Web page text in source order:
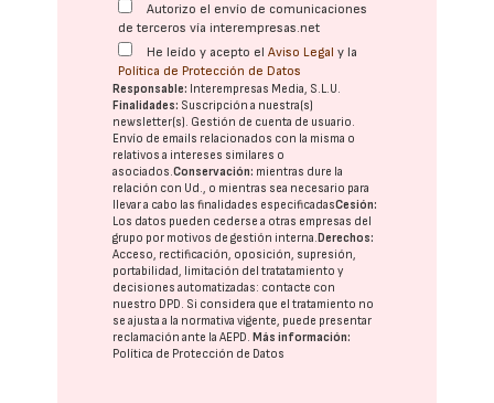
Autorizo el envío de comunicaciones
de terceros vía interempresas.net
He leído y acepto elAviso Legal y la
Política de Protección de Datos
Responsable: Interempresas Media, S.L.U.
Finalidades: Suscripción a nuestra(s)
newsletter(s). Gestión de cuenta de usuario.
Envío de emails relacionados con la misma o
relativos a intereses similares o
asociados.Conservación: mientras dure la
relación con Ud., o mientras sea necesario para
llevar a cabo las finalidades especificadasCesión:
Los datos pueden cederse a otras empresas del
grupo por motivos de gestión interna. Derechos:
Acceso, rectificación, oposición, supresión,
portabilidad, limitación del tratatamiento y
decisiones automatizadas: contacte con
nuestro DPD. Si considera que el tratamiento no
se ajusta a la normativa vigente, puede presentar
reclamación ante laAEPD. Más información:
Política de Protección de Datos